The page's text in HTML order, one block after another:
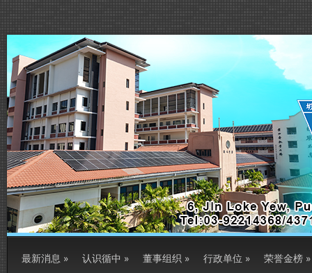
最新消息 » 认识循中 » 董事组织 » 行政单位 » 荣誉金榜 »